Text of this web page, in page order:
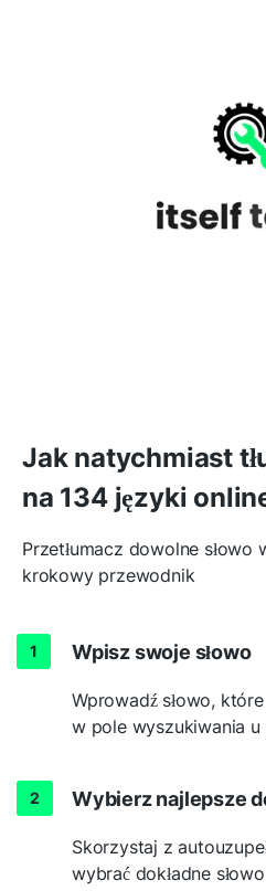
Jak natychmiast
na 134 języki
Przetłumacz dowolne
krokowy przewodnik
Wpisz swoje słowo
Wprowadź słowo,
w pole wyszukiwania u
Wybierz najlepsze
Skorzystaj z
wybrać dokładne